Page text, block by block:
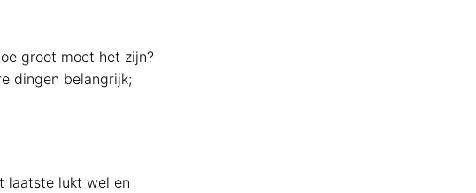
groot moet het zijn?
dingen belangrijk;
laatste lukt wel en